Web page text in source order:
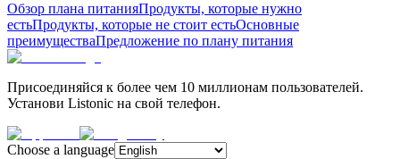
Обзор плана питанияПродукты, которые нужно
естьПродукты, которые не стоит естьОсновные
преимуществаПредложение по плану питания
Присоединяйся к более чем 10 миллионам пользователей.
Установи Listonic на свой телефон.
Choose a language